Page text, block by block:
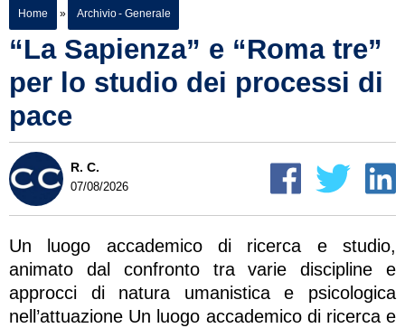
Home » Archivio - Generale
“La Sapienza” e “Roma tre”
per lo studio dei processi di
pace
R. C.
07/08/2026
Un luogo accademico di ricerca e studio,
animato dal confronto tra varie discipline e
approcci di natura umanistica e psicologica
nell’attuazione Un luogo accademico di ricerca e